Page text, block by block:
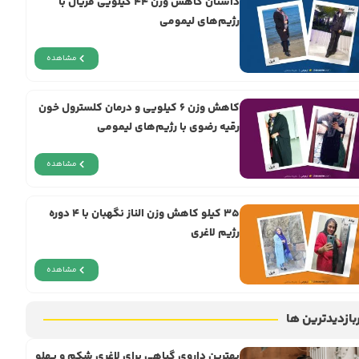
رژیم‌های لیمومی
مشاهده
کاهش وزن ۶ کیلویی و درمان کلسترول خون
رقیه رضوی با رژیم‌های لیمومی
مشاهده
۳۵ کیلو کاهش وزن الناز نگهبان با ۴ دوره
رژیم لاغری
مشاهده
ها